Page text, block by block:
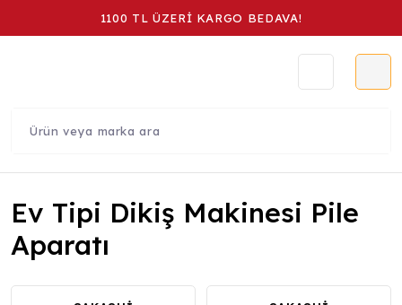
1100 TL ÜZERİ KARGO BEDAVA!
Ev Tipi Dikiş Makinesi Pile
Aparatı